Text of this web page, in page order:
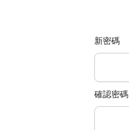
新密碼
確認密碼